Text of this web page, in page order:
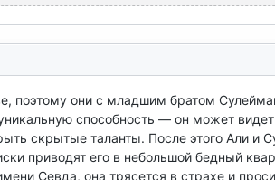
поэтому они с младшим братом
способность — он может
скрытые таланты. После этого Али и
приводят его в небольшой бедный
Севда, она трясется в страхе и